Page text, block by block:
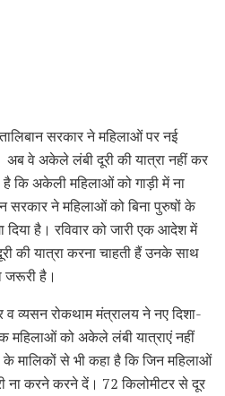
सरकार ने महिलाओं पर नई
अब वे अकेले लंबी दूरी की यात्रा नहीं कर
कि अकेली महिलाओं को गाड़ी में ना
सरकार ने महिलाओं को बिना पुरुषों के
दिया है। रविवार को जारी एक आदेश में
की यात्रा करना चाहती हैं उनके साथ
जरूरी है।
व्यसन रोकथाम मंत्रालय ने नए दिशा-
महिलाओं को अकेले लंबी यात्राएं नहीं
के मालिकों से भी कहा है कि जिन महिलाओं
ना करने करने दें। 72 किलोमीटर से दूर